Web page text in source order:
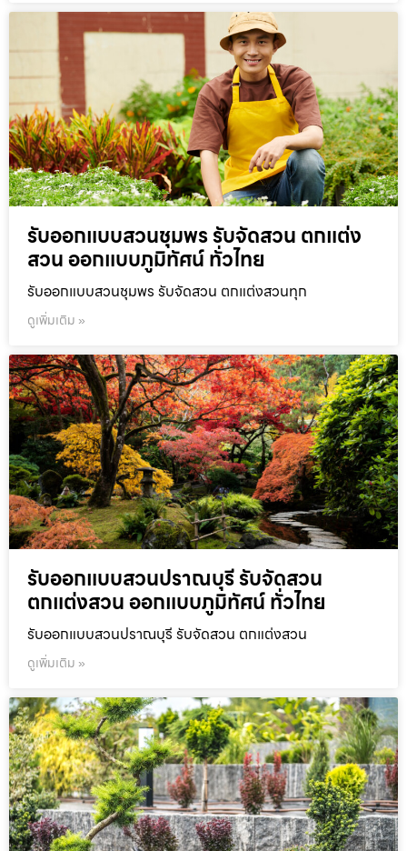
รับออกแบบสวนชุมพร รับจัดสวน ตกแต่ง
สวน ออกแบบภูมิทัศน์ ทั่วไทย
รับออกแบบสวนชุมพร รับจัดสวน ตกแต่งสวนทุก
ดูเพิ่มเติม »
รับออกแบบสวนปราณบุรี รับจัดสวน
ตกแต่งสวน ออกแบบภูมิทัศน์ ทั่วไทย
รับออกแบบสวนปราณบุรี รับจัดสวน ตกแต่งสวน
ดูเพิ่มเติม »